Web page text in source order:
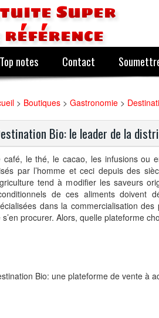
Super
référence
Top notes Contact
> Boutiques > Gastronomie >
Bio: le leader de la
café, le thé, le cacao, les infusions ou
par l’homme et ceci depuis des
tend à modifier les saveurs
de ces aliments doivent
dans la commercialisation
s’en procurer. Alors, quelle plateforme
Bio: une plateforme de vente à